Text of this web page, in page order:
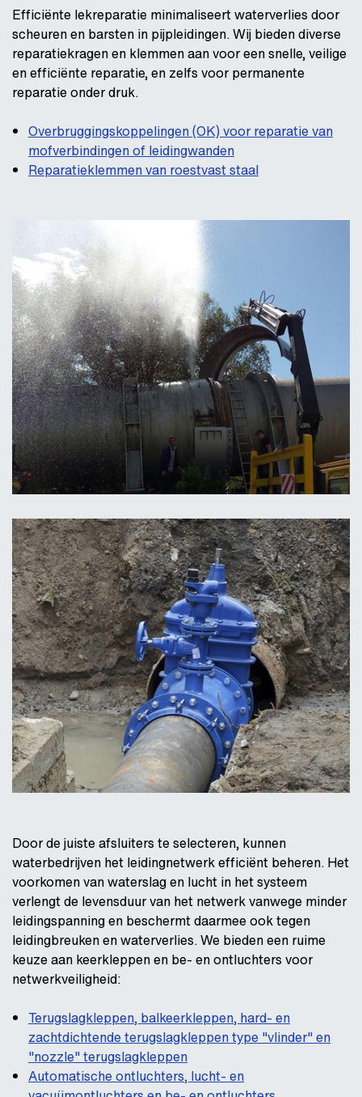
Efficiënte lekreparatie minimaliseert waterverlies door
scheuren en barsten in pijpleidingen. Wij bieden diverse
reparatiekragen en klemmen aan voor een snelle, veilige
en efficiënte reparatie, en zelfs voor permanente
reparatie onder druk.
Overbruggingskoppelingen (OK) voor reparatie van
mofverbindingen of leidingwanden
Reparatieklemmen van roestvast staal
Door de juiste afsluiters te selecteren, kunnen
waterbedrijven het leidingnetwerk efficiënt beheren. Het
voorkomen van waterslag en lucht in het systeem
verlengt de levensduur van het netwerk vanwege minder
leidingspanning en beschermt daarmee ook tegen
leidingbreuken en waterverlies. We bieden een ruime
keuze aan keerkleppen en be- en ontluchters voor
netwerkveiligheid:
Terugslagkleppen, balkeerkleppen, hard- en
zachtdichtende terugslagkleppen type "vlinder" en
"nozzle" terugslagkleppen
Automatische ontluchters, lucht- en